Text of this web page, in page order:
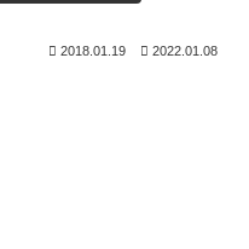
2018.01.19 2022.01.08